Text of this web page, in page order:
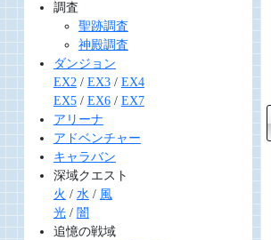
調査
聖跡調査
神殿調査
ダンジョン
EX2/ EX3/ EX4
EX5/ EX6/ EX7
アリーナ
アドベンチャー
キャラバン
深域クエスト
火 / 水/ 風
光/ 闇
追憶の戦域